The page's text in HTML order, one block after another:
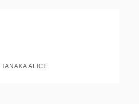
TANAKA ALICE